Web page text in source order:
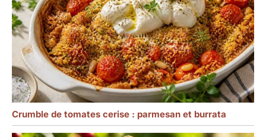
Crumble de tomates cerise : parmesan et burrata